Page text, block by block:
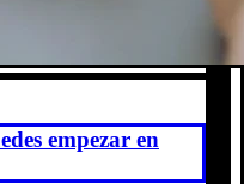
empezar en